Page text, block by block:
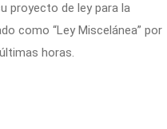
proyecto de ley para la
como “Ley Miscelánea” por
horas.